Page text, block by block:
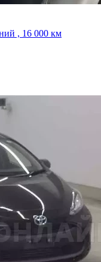
, 16 000 км